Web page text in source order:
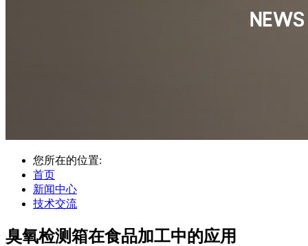
您所在的位置:
首页
新闻中心
技术交流
臭氧检测箱在食品加工中的应用